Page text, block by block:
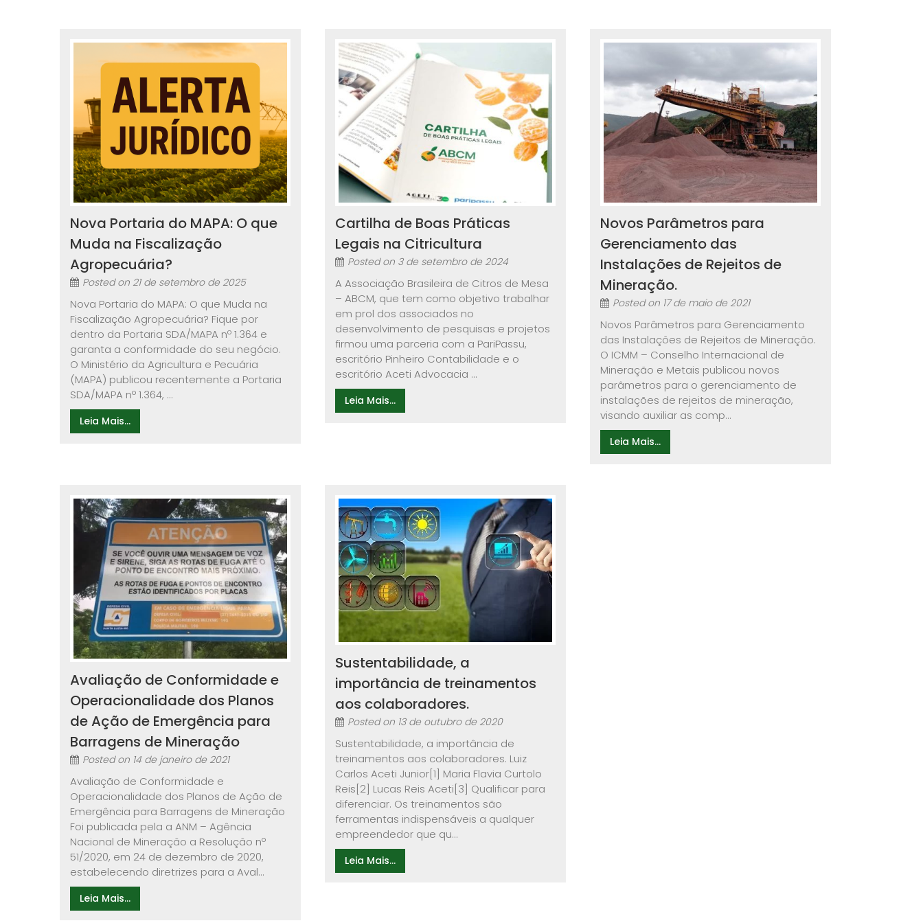
Nova Portaria do MAPA: O que
Muda na Fiscalização
Agropecuária?
Posted on 21 de setembro de 2025
Nova Portaria do MAPA: O que Muda na
Fiscalização Agropecuária? Fique por
dentro da Portaria SDA/MAPA nº 1.364 e
garanta a conformidade do seu negócio.
O Ministério da Agricultura e Pecuária
(MAPA) publicou recentemente a Portaria
SDA/MAPA nº 1.364, ...
Leia Mais...
Cartilha de Boas Práticas
Legais na Citricultura
Posted on 3 de setembro de 2024
A Associação Brasileira de Citros de Mesa
– ABCM, que tem como objetivo trabalhar
em prol dos associados no
desenvolvimento de pesquisas e projetos
firmou uma parceria com a PariPassu,
escritório Pinheiro Contabilidade e o
escritório Aceti Advocacia ...
Leia Mais...
Novos Parâmetros para
Gerenciamento das
Instalações de Rejeitos de
Mineração.
Posted on 17 de maio de 2021
Novos Parâmetros para Gerenciamento
das Instalações de Rejeitos de Mineração.
O ICMM – Conselho Internacional de
Mineração e Metais publicou novos
parâmetros para o gerenciamento de
instalações de rejeitos de mineração,
visando auxiliar as comp...
Leia Mais...
Avaliação de Conformidade e
Operacionalidade dos Planos
de Ação de Emergência para
Barragens de Mineração
Posted on 14 de janeiro de 2021
Avaliação de Conformidade e
Operacionalidade dos Planos de Ação de
Emergência para Barragens de Mineração
Foi publicada pela a ANM – Agência
Nacional de Mineração a Resolução nº
51/2020, em 24 de dezembro de 2020,
estabelecendo diretrizes para a Aval...
Leia Mais...
Sustentabilidade, a
importância de treinamentos
aos colaboradores.
Posted on 13 de outubro de 2020
Sustentabilidade, a importância de
treinamentos aos colaboradores. Luiz
Carlos Aceti Junior[1] Maria Flavia Curtolo
Reis[2] Lucas Reis Aceti[3] Qualificar para
diferenciar. Os treinamentos são
ferramentas indispensáveis a qualquer
empreendedor que qu...
Leia Mais...